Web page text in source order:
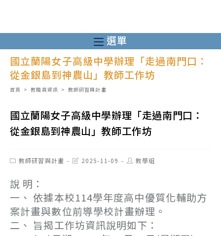
至
主
內
選單
國立蘭陽女子高級中學辦理「走過南門口：
從金銀島到神農山」教師工作坊
首頁 > 教職員資訊 > 教師研習與計畫
國立蘭陽女子高級中學辦理「走過南門口：
從金銀島到神農山」教師工作坊
Post教師研習與計畫
Post2025-11-09
Post教學組
說 明：
一、 依據本校114學年度高中優質化輔助方
案計畫與數位前導學校計畫辦理。
二、 旨揭工作坊資訊說明如下：